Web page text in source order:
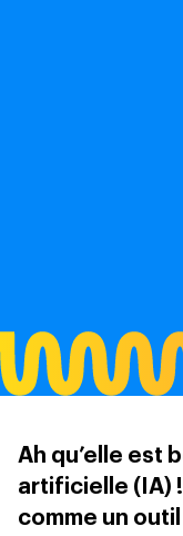
Ah qu’elle est
artificielle (IA)
comme un